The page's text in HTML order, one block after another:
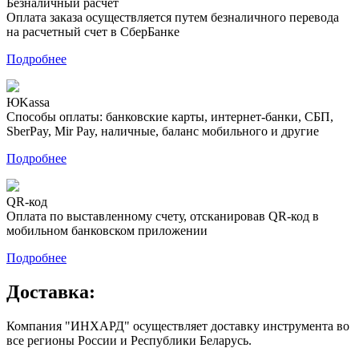
Безналичный расчет
Оплата заказа осуществляется путем безналичного перевода
на расчетный счет в СберБанке
Подробнее
ЮKassa
Способы оплаты: банковские карты, интернет-банки, СБП,
SberPay, Mir Pay, наличные, баланс мобильного и другие
Подробнее
QR-код
Оплата по выставленному счету, отсканировав QR-код в
мобильном банковском приложении
Подробнее
Доставка:
Компания "ИНХАРД" осуществляет доставку инструмента во
все регионы России и Республики Беларусь.